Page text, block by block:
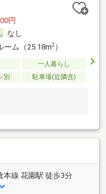
円
なし
ーム（25.18m2）
一人暮らし
別 駐車場(近隣含)
本線 花園駅 徒歩3分